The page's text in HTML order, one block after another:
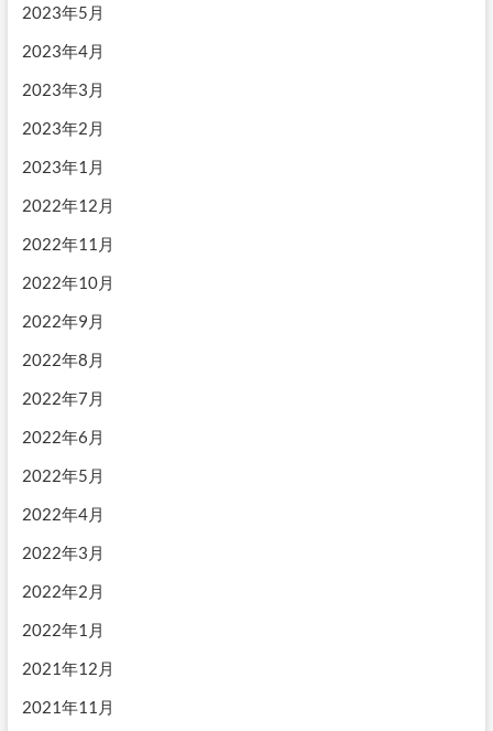
2023年5月
2023年4月
2023年3月
2023年2月
2023年1月
2022年12月
2022年11月
2022年10月
2022年9月
2022年8月
2022年7月
2022年6月
2022年5月
2022年4月
2022年3月
2022年2月
2022年1月
2021年12月
2021年11月